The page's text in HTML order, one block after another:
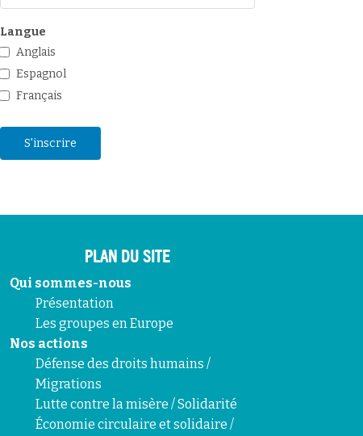
Langue
Anglais
Espagnol
Français
PLAN DU SITE
Qui sommes-nous
Présentation
Les groupes en Europe
Nos actions
Défense des droits humains /
Migrations
Lutte contre la misère / Solidarité
Économie circulaire et solidaire /